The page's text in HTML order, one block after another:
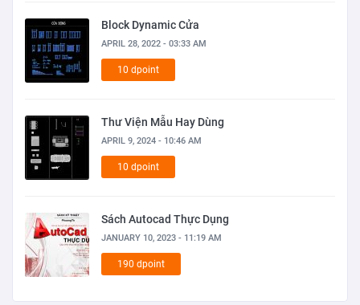
Block Dynamic Cửa
APRIL 28, 2022 - 03:33 AM
10 dpoint
Thư Viện Mẫu Hay Dùng
APRIL 9, 2024 - 10:46 AM
10 dpoint
Sách Autocad Thực Dụng
JANUARY 10, 2023 - 11:19 AM
190 dpoint